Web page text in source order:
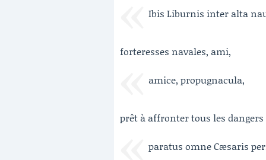
Ibis Liburnis inter alta
forteresses navales, ami,
amice, propugnacula,
prêt à affronter tous les dangers
paratus omne Cæsaris